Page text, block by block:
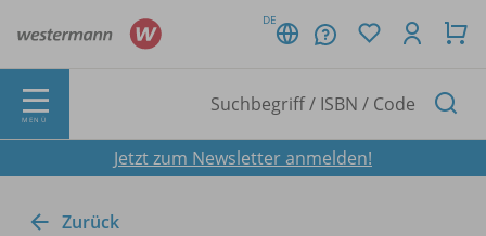
DE
MENÜ
Jetzt zum Newsletter anmelden!
Zurück